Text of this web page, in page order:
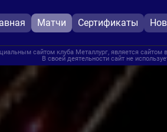
Матчи Сертификаты
сайтом клуба Металлург, является сайтом
В своей деятельности сайт не